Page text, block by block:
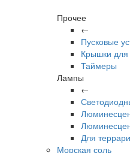
Прочее
←
Пусковые
Крышки для
Таймеры
Лампы
←
Для
Морская соль